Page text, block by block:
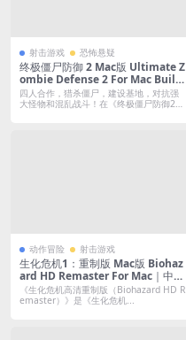
射击游戏 恐怖悬疑
终极僵尸防御 2 Mac版 Ultimate Z
ombie Defense 2 For Mac Build.
16823104｜中文移植版｜多人合作
射击丧尸游戏的创新体验
四人合作，猎杀僵尸，建设基地，对抗强
大怪物和混乱战斗！在《终极僵尸防御2》
动作冒险 射击游戏
生化危机1：重制版 Mac版 Biohaz
ard HD Remaster For Mac｜中文
移植版
《生化危机高清重制版（Biohazard HD R
emaster）》是《生化危机...